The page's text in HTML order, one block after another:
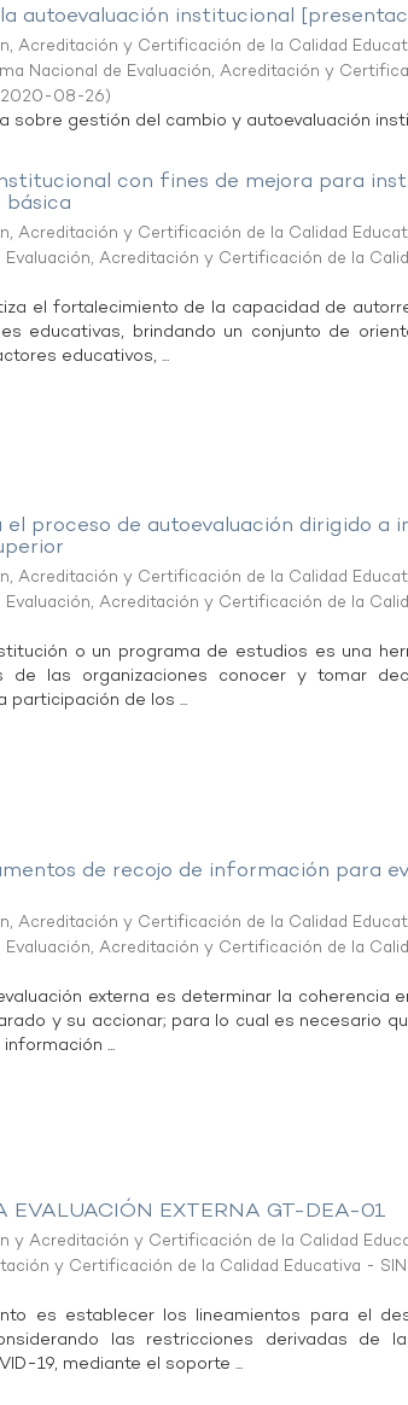
autoevaluación institucional
Acreditación y Certificación de la Calidad
Nacional de Evaluación, Acreditación y
2020-08-26)
sobre gestión del cambio y autoevaluación
con fines de mejora para
básica
Acreditación y Certificación de la Calidad
Evaluación, Acreditación y Certificación de la
el fortalecimiento de la capacidad de
educativas, brindando un conjunto de
educativos, ...
proceso de autoevaluación dirigido a
Acreditación y Certificación de la Calidad
Evaluación, Acreditación y Certificación de la
o un programa de estudios es una
de las organizaciones conocer y tomar
participación de los ...
de recojo de información para
Acreditación y Certificación de la Calidad
Evaluación, Acreditación y Certificación de la
externa es determinar la coherencia
y su accionar; para lo cual es necesario
...
EVALUACIÓN EXTERNA GT-DEA-01
y Acreditación y Certificación de la Calidad
y Certificación de la Calidad Educativa -
es establecer los lineamientos para el
las restricciones derivadas de
19, mediante el soporte ...